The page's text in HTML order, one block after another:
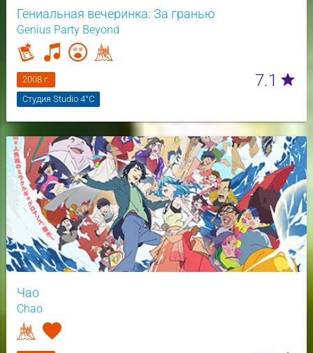
Гениальная вечеринка: За гранью
Genius Party Beyond
7.1 star
2008 г.
Студия Studio 4°C
Чао
Chao